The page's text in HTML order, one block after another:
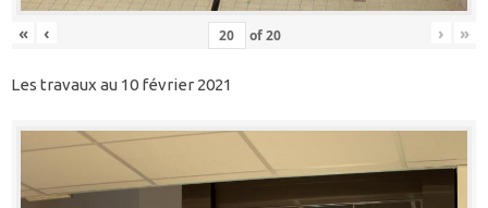
« ‹ of20 › »
Les travaux au 10 février 2021